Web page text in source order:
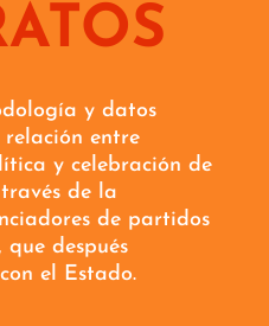
y datos
entre
y celebración de
de la
de partidos
después
el Estado.